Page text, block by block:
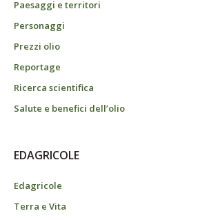
Paesaggi e territori
Personaggi
Prezzi olio
Reportage
Ricerca scientifica
Salute e benefici dell’olio
EDAGRICOLE
Edagricole
Terra e Vita